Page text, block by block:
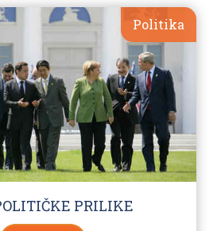
Politika
PRILIKE